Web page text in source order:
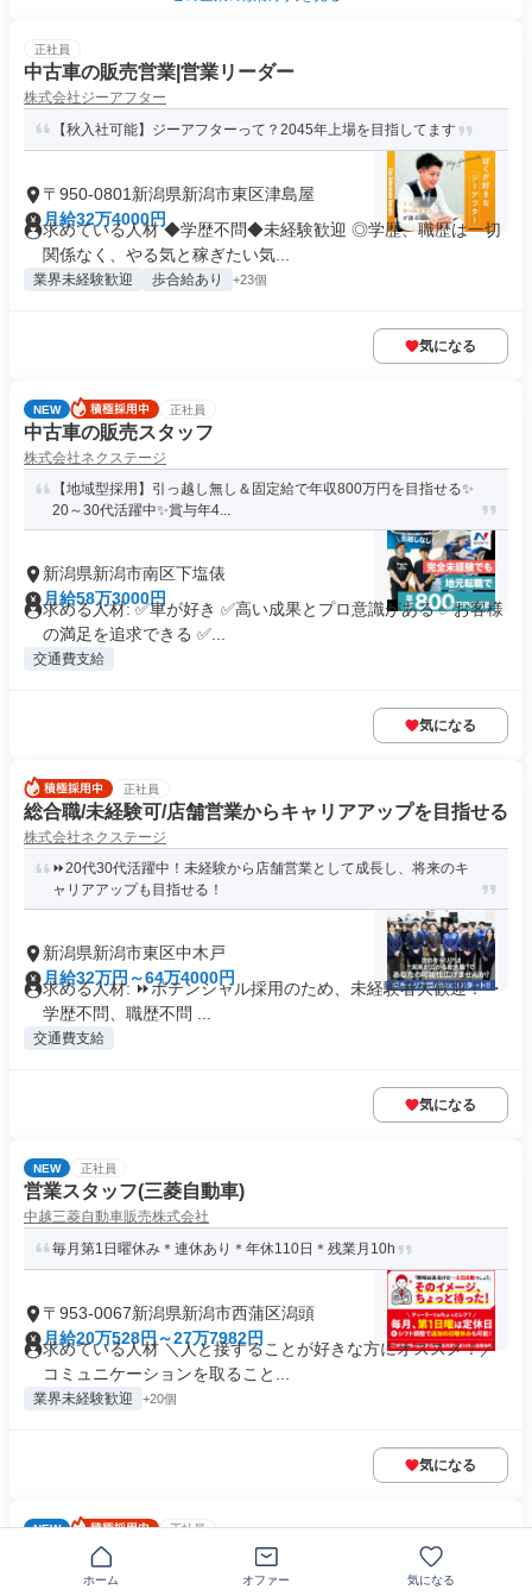
正社員
中古車の販売営業|営業リーダー
株式会社ジーアフター
【秋入社可能】ジーアフターって？2045年上場を目指してます
〒950-0801新潟県新潟市東区津島屋
月給32万4000円
求めている人材 ◆学歴不問◆未経験歓迎 ◎学歴、職歴は一切
関係なく、やる気と稼ぎたい気...
業界未経験歓迎 歩合給あり +23個
気になる
NEW 正社員
中古車の販売スタッフ
株式会社ネクステージ
【地域型採用】引っ越し無し＆固定給で年収800万円を目指せる✨
20～30代活躍中✨賞与年4...
新潟県新潟市南区下塩俵
月給58万3000円
求める人材: ✅車が好き ✅高い成果とプロ意識がある ✅お客様
の満足を追求できる ✅...
交通費支給
気になる
正社員
総合職/未経験可/店舗営業からキャリアアップを目指せる
株式会社ネクステージ
⏩️20代30代活躍中！未経験から店舗営業として成長し、将来のキ
ャリアアップも目指せる！
新潟県新潟市東区中木戸
月給32万円～64万4000円
求める人材: ⏩️ポテンシャル採用のため、未経験者大歓迎！ ・
学歴不問、職歴不問 ...
交通費支給
気になる
NEW 正社員
営業スタッフ(三菱自動車)
中越三菱自動車販売株式会社
毎月第1日曜休み＊連休あり＊年休110日＊残業月10h
〒953-0067新潟県新潟市西蒲区潟頭
月給20万528円～27万7982円
求めている人材 ＼人と接することが好きな方にオススメ！／
コミュニケーションを取ること...
業界未経験歓迎 +20個
気になる
NEW 正社員
中古車の買取スタッフ
株式会社ネクステージ
ホーム オファー 気になる